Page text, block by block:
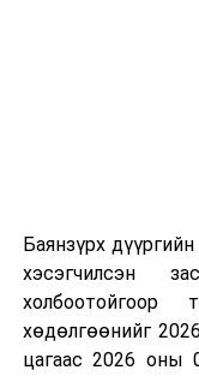
болон дулааны
болдог. Зарим
үлдэх үнснээс
авах боломжтой аж.
Баянзүрх
хэсэгчилсэн
хөдөлгөөнийг
цагаас 2026 оны